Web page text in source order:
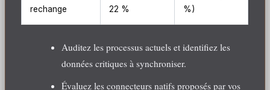
rechange
22 %
%)
Auditez les processus actuels et identifiez les
données critiques à synchroniser.
Évaluez les connecteurs natifs proposés par vos